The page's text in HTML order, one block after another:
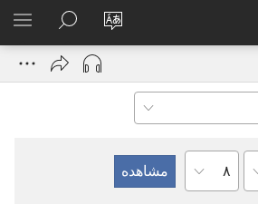
زبان
سایت
را
ورود
باز
JW.ORG
جستجو
فصل